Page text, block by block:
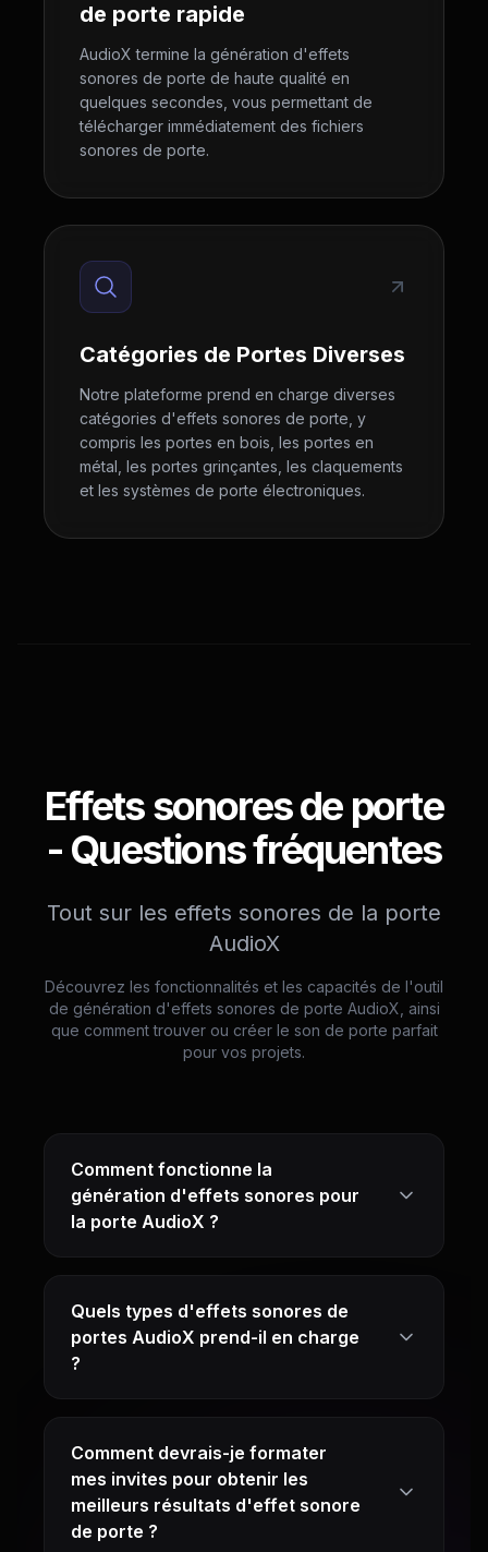
de porte rapide
AudioX termine la génération d'effets
sonores de porte de haute qualité en
quelques secondes, vous permettant de
télécharger immédiatement des fichiers
sonores de porte.
Catégories de Portes Diverses
Notre plateforme prend en charge diverses
catégories d'effets sonores de porte, y
compris les portes en bois, les portes en
métal, les portes grinçantes, les claquements
et les systèmes de porte électroniques.
Effets sonores de porte
- Questions fréquentes
Tout sur les effets sonores de la porte
AudioX
Découvrez les fonctionnalités et les capacités de l'outil
de génération d'effets sonores de porte AudioX, ainsi
que comment trouver ou créer le son de porte parfait
pour vos projets.
Comment fonctionne la
génération d'effets sonores pour
la porte AudioX ?
Quels types d'effets sonores de
portes AudioX prend-il en charge
?
Comment devrais-je formater
mes invites pour obtenir les
meilleurs résultats d'effet sonore
de porte ?